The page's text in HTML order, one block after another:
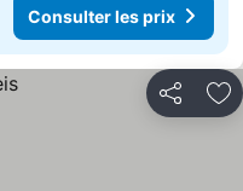
Consulter les prix
Partager